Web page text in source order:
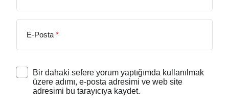
E-Posta *
Bir dahaki sefere yorum yaptığımda kullanılmak
üzere adımı, e-posta adresimi ve web site
adresimi bu tarayıcıya kaydet.